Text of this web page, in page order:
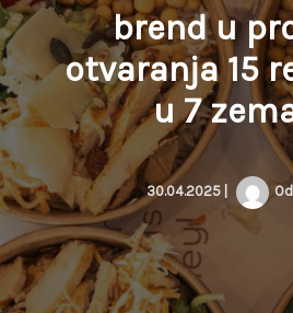
brend u
otvaranja 15
u 7
30.04.2025 Od